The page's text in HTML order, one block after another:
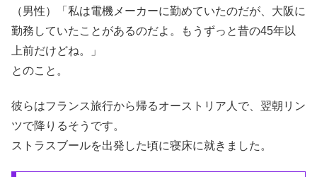
（男性）「私は電機メーカーに勤めていたのだが、大阪に
勤務していたことがあるのだよ。もうずっと昔の45年以
上前だけどね。」
とのこと。
彼らはフランス旅行から帰るオーストリア人で、翌朝リン
ツで降りるそうです。
ストラスブールを出発した頃に寝床に就きました。